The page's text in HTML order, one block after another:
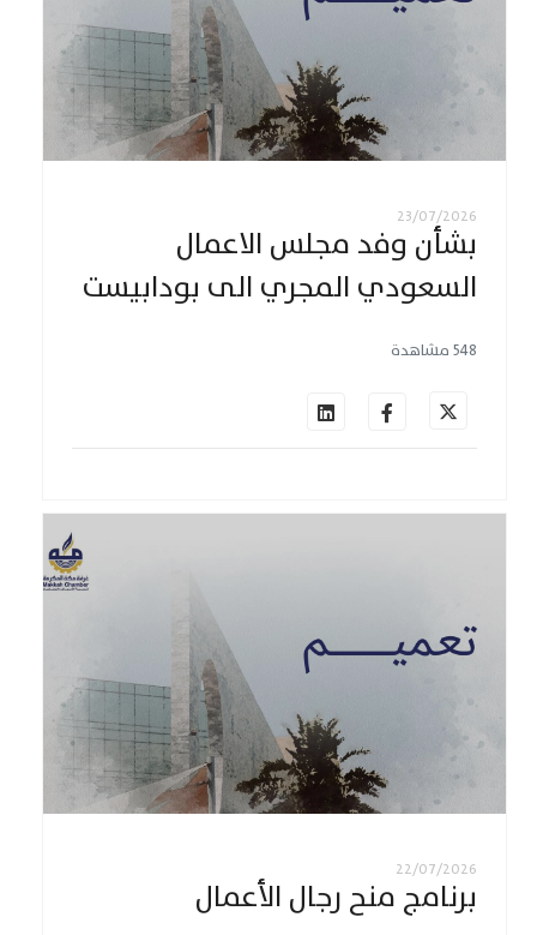
23/07/2026
بشأن وفد مجلس الاعمال
السعودي المجري الى بودابيست
548 مشاهدة
22/07/2026
برنامج منح رجال الأعمال